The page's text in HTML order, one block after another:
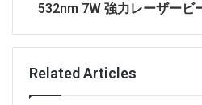
532nm 7W 強力レーザービ
Related Articles